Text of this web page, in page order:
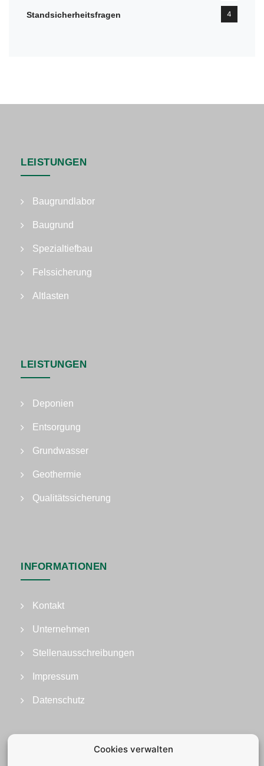
Cookies verwalten
Standsicherheitsfragen 4
LEISTUNGEN
Baugrundlabor
Baugrund
Spezialtiefbau
Felssicherung
Altlasten
LEISTUNGEN
Deponien
Entsorgung
Grundwasser
Geothermie
Qualitätssicherung
INFORMATIONEN
Kontakt
Unternehmen
Stellenausschreibungen
Impressum
Datenschutz